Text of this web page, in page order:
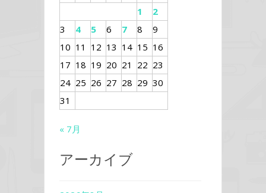
1
2
3
4 5 6 7 8
9
10 11 12 13 14 15 16
17 18 19 20 21 22 23
24 25 26 27 28 29 30
31
« 7月
アーカイブ